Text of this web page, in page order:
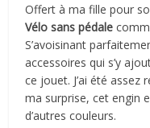
Offert à ma fille pour
Vélo sans pédale
S’avoisinant
accessoires qui s’y
ce jouet. J’ai été
ma surprise, cet engin
d’autres couleurs.